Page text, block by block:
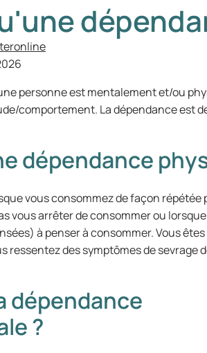
personne est mentalement et/ou
comportement. La dépendance est
dépendance
vous consommez de façon répétée
vous arrêter de consommer ou
à penser à consommer. Vous
ressentez des symptômes de sevrage
dépendance
?